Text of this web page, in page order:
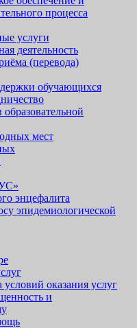
процесса
услуги
деятельность
(перевода)
обучающихся
мест
энцефалита
эпидемиологической
условий оказания услуг
и